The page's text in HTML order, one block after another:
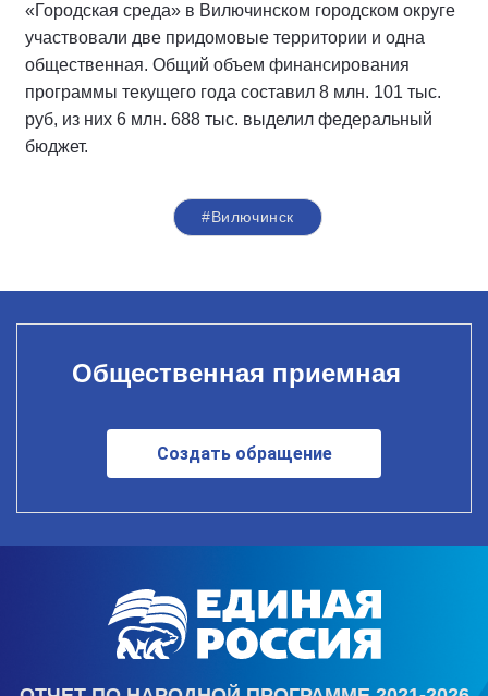
«Городская среда» в Вилючинском городском округе
участвовали две придомовые территории и одна
общественная. Общий объем финансирования
программы текущего года составил 8 млн. 101 тыс.
руб, из них 6 млн. 688 тыс. выделил федеральный
бюджет.
#Вилючинск
Общественная приемная
Создать обращение